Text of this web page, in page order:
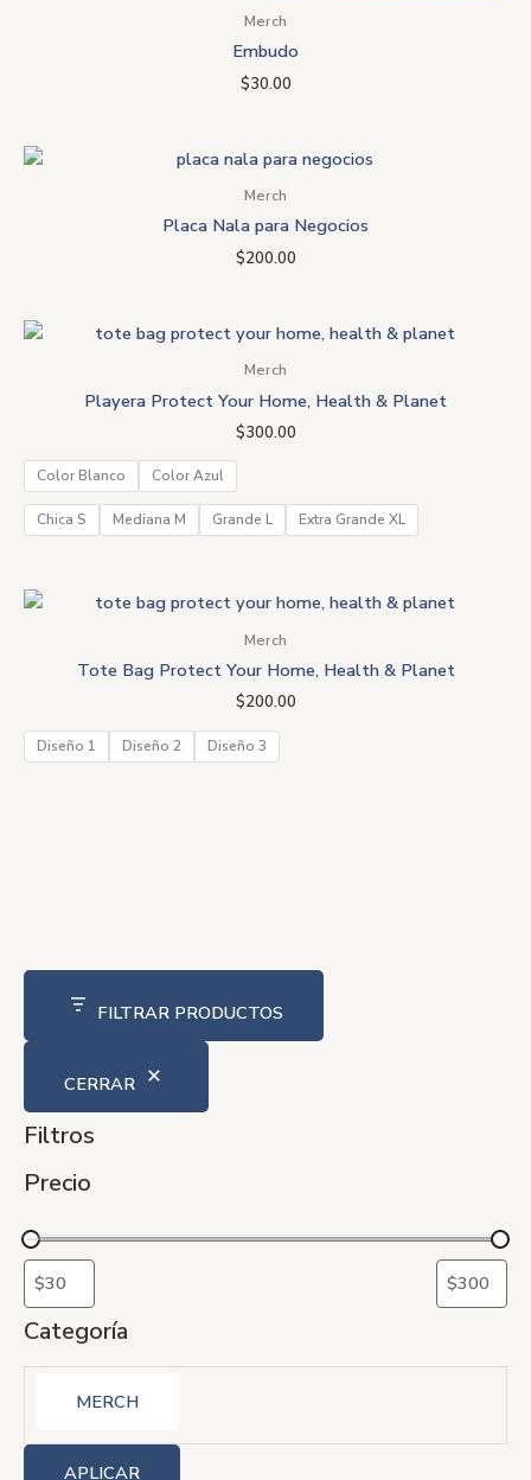
FILTRAR PRODUCTOS
CERRAR
Filtros
Precio
Categoría
MERCH
APLICAR
Merch
Embudo
$30.00
Merch
Placa Nala para Negocios
$200.00
Merch
Playera Protect Your Home, Health & Planet
$300.00
Color Blanco Color Azul
Chica S Mediana M Grande L Extra Grande XL
Merch
Tote Bag Protect Your Home, Health & Planet
$200.00
Diseño 1 Diseño 2 Diseño 3